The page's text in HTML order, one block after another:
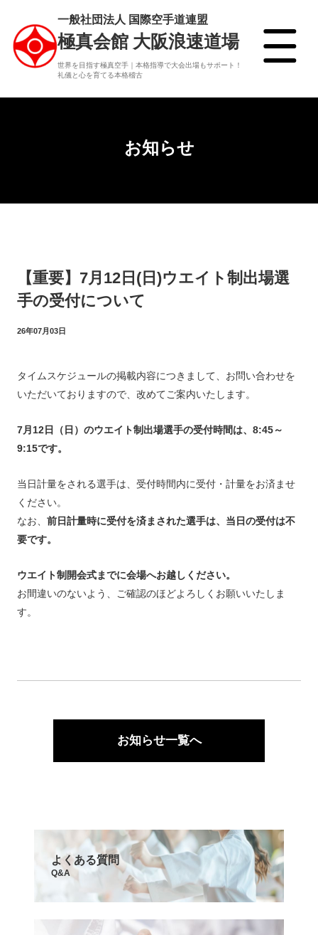
一般社団法人 国際空手道連盟
極真会館 大阪浪速道場
世界を目指す極真空手｜本格指導で大会出場もサポート！
礼儀と心を育てる本格稽古
お知らせ
【重要】7月12日(日)ウエイト制出場選
手の受付について
26年07月03日
タイムスケジュールの掲載内容につきまして、お問い合わせを
いただいておりますので、改めてご案内いたします。
7月12日（日）のウエイト制出場選手の受付時間は、8:45～
9:15です。
当日計量をされる選手は、受付時間内に受付・計量をお済ませ
ください。
なお、 前日計量時に受付を済まされた選手は、当日の受付は不
要です。
ウエイト制開会式までに会場へお越しください。
お間違いのないよう、ご確認のほどよろしくお願いいたしま
す。
お知らせ一覧へ
よくある質問
Q&A